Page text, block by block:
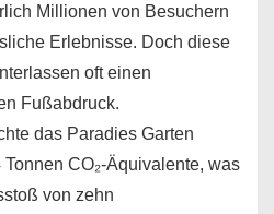
Millionen von Besuchern
Erlebnisse. Doch diese
oft einen
Fußabdruck.
das Paradies Garten
CO₂-Äquivalente, was
von zehn